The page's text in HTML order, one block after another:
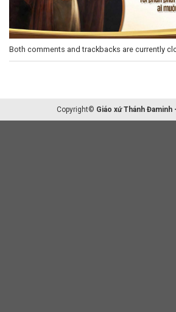
Both comments and trackbacks are currently
Copyright© Giáo xứ Thánh Đaminh